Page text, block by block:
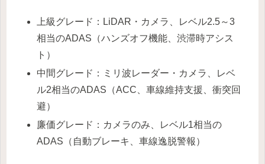
上級グレード：LiDAR・カメラ、レベル2.5～3
相当のADAS（ハンズオフ機能、渋滞時アシス
ト）
中間グレード：ミリ波レーダー・カメラ、レベ
ル2相当のADAS（ACC、車線維持支援、衝突回
避）
廉価グレード：カメラのみ、レベル1相当の
ADAS（自動ブレーキ、車線逸脱警報）